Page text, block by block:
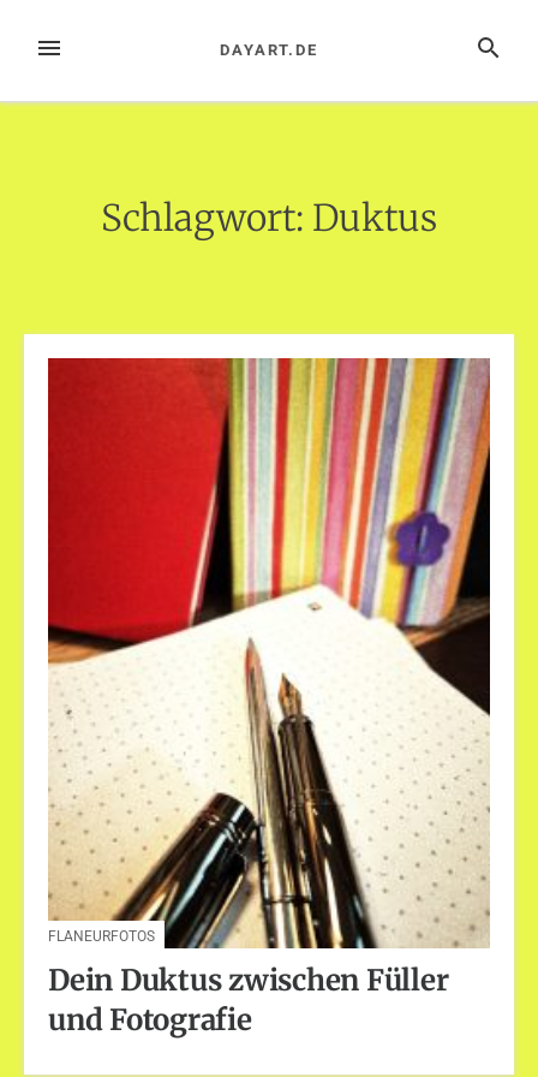
InhaltMENÜ SUCHE
DAYART.DE
Schlagwort: Duktus
FLANEURFOTOS
Dein Duktus zwischen Füller
und Fotografie